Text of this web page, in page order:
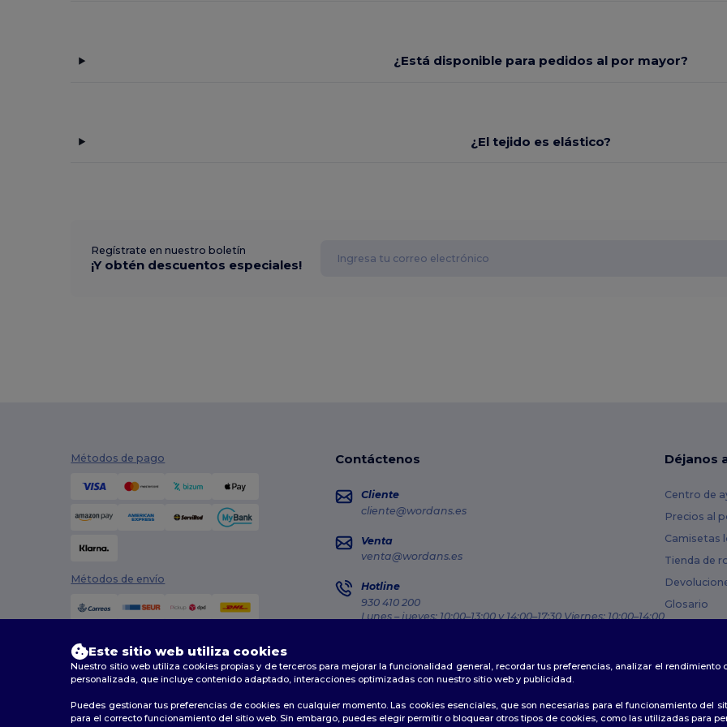
¿Está disponible para pedidos al por mayor?
¿El tejido es elástico?
Regístrate en nuestro boletín
¡Y obtén descuentos especiales!
Métodos de pago
Métodos de envío
Contáctenos
Cliente
cliente@wordans.es
Venta
venta@wordans.es
Hotline
930 410 200
Lunes – jueves: 10:00–13:00 y 14:00–17:30 Viernes: 10:00–14:00
Déjanos
Centro de
Precios al
Camisetas
Tienda de
Glosario
2026. Todos los derechos reservados
Este sitio web utiliza cookies
Nuestro sitio web utiliza cookies propias y de terceros para mejorar la funcionalidad general, recordar tus preferencias, analizar el
personalizada, que incluye contenido adaptado, interacciones optimizadas con nuestro sitio web y publicidad.
Puedes gestionar tus preferencias de cookies en cualquier momento. Las cookies esenciales, que son necesarias para el funcionamiento del
para el correcto funcionamiento del sitio web. Sin embargo, puedes elegir permitir o bloquear otros tipos de cookies, como las utilizadas para